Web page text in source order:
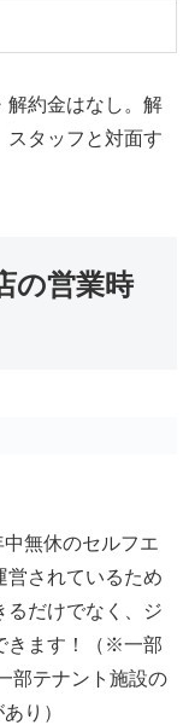
解約金はなし。解
スタッフと対面す
の営業時
無休のセルフエ
営されているため
るだけでなく、ジ
きます！（※一部
部テナント施設の
り）